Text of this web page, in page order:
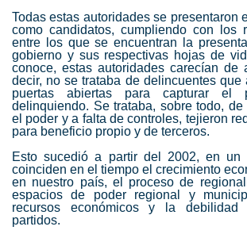
Todas estas autoridades se presentaron
como candidatos, cumpliendo con los
entre los que se encuentran la
gobierno y sus respectivas hojas de
conoce, estas autoridades carecían de
decir, no se trataba de delincuentes que
puertas abiertas para capturar el
delinquiendo. Se trataba, sobre todo,
el poder y a falta de controles, tejieron
para beneficio propio y de terceros.
Esto sucedió a partir del 2002, en un
coinciden en el tiempo el crecimiento
en nuestro país, el proceso de
espacios de poder regional y
recursos económicos y la
partidos.